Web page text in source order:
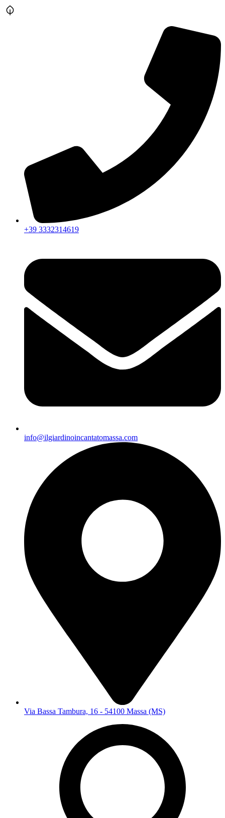
+39 3332314619
info@ilgiardinoincantatomassa.com
Via Bassa Tambura, 16 - 54100 Massa (MS)